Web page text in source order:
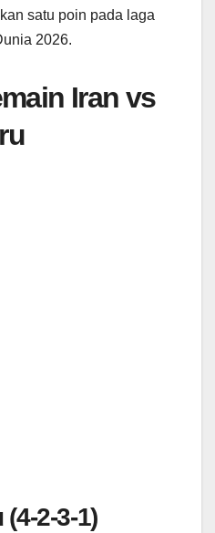
satu poin pada laga
2026.
Iran vs
2-3-1)